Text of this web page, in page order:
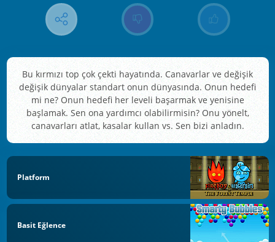
Bu kırmızı top çok çekti hayatında. Canavarlar ve değişik
değişik dünyalar standart onun dünyasında. Onun hedefi
mi ne? Onun hedefi her leveli başarmak ve yenisine
başlamak. Sen ona yardımcı olabilirmisin? Onu yönelt,
canavarları atlat, kasalar kullan vs. Sen bizi anladın.
Platform
Basit Eğlence